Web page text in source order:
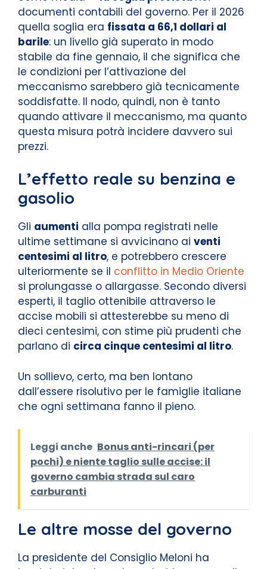
documenti contabili del governo. Per il 2026
quella soglia era fissata a 66,1 dollari al
barile: un livello già superato in modo
stabile da fine gennaio, il che significa che
le condizioni per l’attivazione del
meccanismo sarebbero già tecnicamente
soddisfatte. Il nodo, quindi, non è tanto
quando attivare il meccanismo, ma quanto
questa misura potrà incidere davvero sui
prezzi.
L’effetto reale su benzina e
gasolio
Gli aumenti alla pompa registrati nelle
ultime settimane si avvicinano ai venti
centesimi al litro, e potrebbero crescere
ulteriormente se il conflitto in Medio Oriente
si prolungasse o allargasse. Secondo diversi
esperti, il taglio ottenibile attraverso le
accise mobili si attesterebbe su meno di
dieci centesimi, con stime più prudenti che
parlano di circa cinque centesimi al litro.
Un sollievo, certo, ma ben lontano
dall’essere risolutivo per le famiglie italiane
che ogni settimana fanno il pieno.
Leggi anche Bonus anti-rincari (per
pochi) e niente taglio sulle accise: il
governo cambia strada sul caro
carburanti
Le altre mosse del governo
La presidente del Consiglio Meloni ha